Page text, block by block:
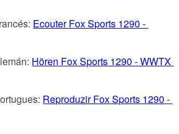
Ecouter Fox Sports 1290 -
Hören Fox Sports 1290 - WWTX
Reproduzir Fox Sports 1290 -